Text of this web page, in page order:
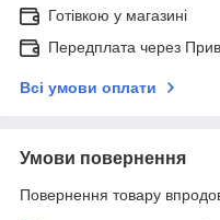
Готівкою у магазині
Передплата через
Всі умови оплати
Умови повернення
Повернення товару